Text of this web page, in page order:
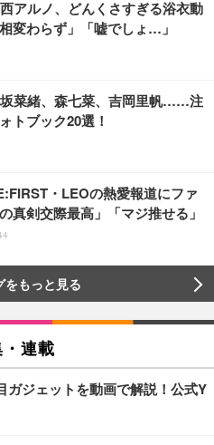
アルノ、どんくさすぎる浴衣動
変わらず」「嘘でしょ…」
坂菜緒、森七菜、吉岡里帆……注
トブック20選！
・LEOの熱愛報道にファ
真剣交際最高」「マジ推せる」
をもっと見る
・連載
ガジェットを動画で解説！公式Y